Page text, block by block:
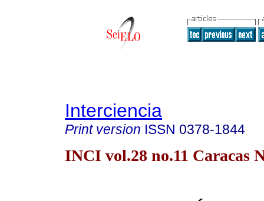
Interciencia
Print version ISSN 0378-1844
INCI vol.28 no.11 Caracas